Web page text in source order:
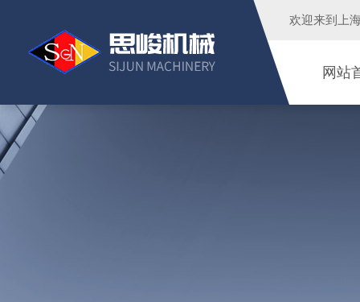
欢迎来到 上
网站